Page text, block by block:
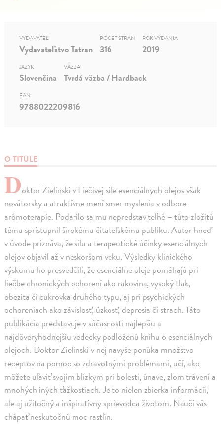
O TITULE
Doktor Zielinski v Liečivej sile esenciálnych olejov však
novátorsky a atraktívne mení smer myslenia v odbore
arómoterapie. Podarilo sa mu nepredstaviteľné – túto zložitú
tému sprístupnil širokému čitateľskému publiku. Autor hneď
v úvode priznáva, že silu a terapeutické účinky esenciálnych
olejov objavil až v neskoršom veku. Výsledky klinického
výskumu ho presvedčili, že esenciálne oleje pomáhajú pri
liečbe chronických ochorení ako rakovina, vysoký tlak,
obezita či cukrovka druhého typu, aj pri psychických
ochoreniach ako závislosť, úzkosť, depresia či strach. Táto
publikácia predstavuje v súčasnosti najlepšiu a
najdôveryhodnejšiu vedecky podloženú knihu o esenciálnych
olejoch. Doktor Zielinski v nej navyše ponúka množstvo
receptov na pomoc so zdravotnými problémami, učí, ako
môžete uľaviť svojim blízkym pri bolesti, únave, zlom trávení a
mnohých iných ťažkostiach. Je to nielen zbierka informácií,
ale aj užitočný a inšpiratívny sprievodca životom. Naučí vás
chápať neskutočnú moc rastlín.
VYDAVATEĽ
Vydavateľstvo Tatran
POČET STRÁN
316
ROK VYDANIA
2019
JAZYK
Slovenčina
VÄZBA
Tvrdá väzba / Hardback
EAN
9788022209816